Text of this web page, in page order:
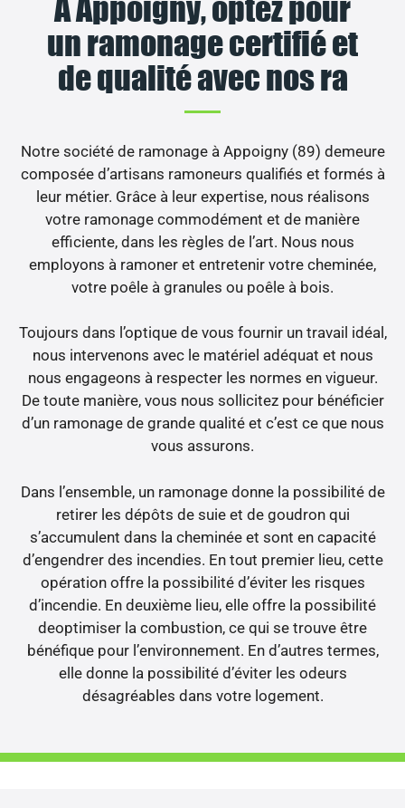
À Appoigny, optez pour
un ramonage certifié et
de qualité avec nos ra
Notre société de ramonage à Appoigny (89) demeure
composée d’artisans ramoneurs qualifiés et formés à
leur métier. Grâce à leur expertise, nous réalisons
votre ramonage commodément et de manière
efficiente, dans les règles de l’art. Nous nous
employons à ramoner et entretenir votre cheminée,
votre poêle à granules ou poêle à bois.
Toujours dans l’optique de vous fournir un travail idéal,
nous intervenons avec le matériel adéquat et nous
nous engageons à respecter les normes en vigueur.
De toute manière, vous nous sollicitez pour bénéficier
d’un ramonage de grande qualité et c’est ce que nous
vous assurons.
Dans l’ensemble, un ramonage donne la possibilité de
retirer les dépôts de suie et de goudron qui
s’accumulent dans la cheminée et sont en capacité
d’engendrer des incendies. En tout premier lieu, cette
opération offre la possibilité d’éviter les risques
d’incendie. En deuxième lieu, elle offre la possibilité
deoptimiser la combustion, ce qui se trouve être
bénéfique pour l’environnement. En d’autres termes,
elle donne la possibilité d’éviter les odeurs
désagréables dans votre logement.